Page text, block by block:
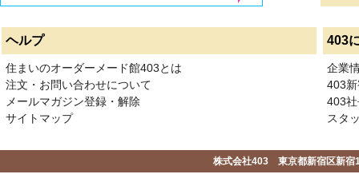
ヘルプ 403
住まいのオーダーメード館403とは
注文・お問い合わせについて
メールマガジン登録・解除
サイトマップ
企業
403
403
スタ
株式会社403 東京都新宿区新